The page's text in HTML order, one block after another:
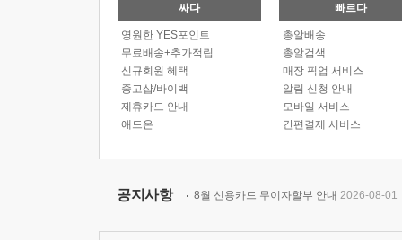
싸다
영원한 YES포인트
무료배송+추가적립
신규회원 혜택
중고샵/바이백
제휴카드 안내
애드온
빠르다
총알배송
총알검색
매장 픽업 서비스
알림 신청 안내
모바일 서비스
간편결제 서비스
공지사항 8월 신용카드 무이자할부 안내 2026-08-01